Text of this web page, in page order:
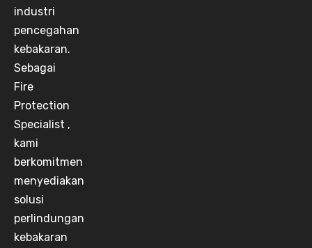
industri
pencegahan
kebakaran.
Sebagai
Fire
Protection
Specialist ,
kami
berkomitmen
menyediakan
solusi
perlindungan
kebakaran